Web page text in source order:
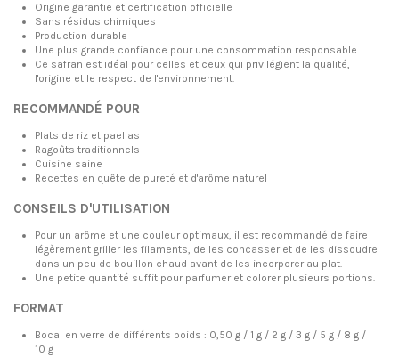
Origine garantie et certification officielle
Sans résidus chimiques
Production durable
Une plus grande confiance pour une consommation responsable
Ce safran est idéal pour celles et ceux qui privilégient la qualité,
l'origine et le respect de l'environnement.
RECOMMANDÉ POUR
Plats de riz et paellas
Ragoûts traditionnels
Cuisine saine
Recettes en quête de pureté et d'arôme naturel
CONSEILS D'UTILISATION
Pour un arôme et une couleur optimaux, il est recommandé de faire
légèrement griller les filaments, de les concasser et de les dissoudre
dans un peu de bouillon chaud avant de les incorporer au plat.
Une petite quantité suffit pour parfumer et colorer plusieurs portions.
FORMAT
Bocal en verre de différents poids : 0,50 g / 1 g / 2 g / 3 g / 5 g / 8 g /
10 g